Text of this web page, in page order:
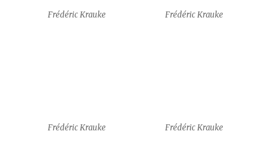
Frédéric Krauke Frédéric Krauke
Frédéric Krauke Frédéric Krauke